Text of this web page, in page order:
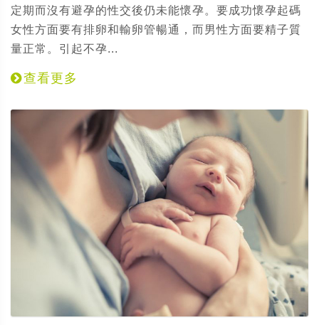
定期而沒有避孕的性交後仍未能懷孕。要成功懷孕起碼
女性方面要有排卵和輸卵管暢通，而男性方面要精子質
量正常。引起不孕...
查看更多